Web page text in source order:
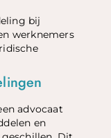
bij
werknemers
advocaat
en